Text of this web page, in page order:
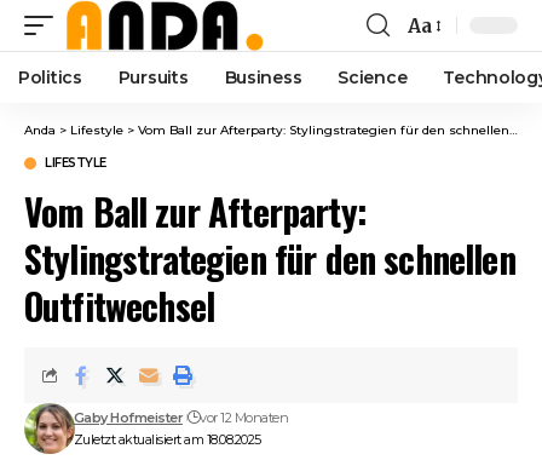
Font
Resizer
Aa
Politics Pursuits Business Science
Anda > Lifestyle > Vom Ball zur Afterparty: Stylingstrategien für den schnellen Outfitwechsel
LIFESTYLE
Vom Ball zur Afterparty:
Stylingstrategien für den schnellen
Outfitwechsel
Zuletzt aktualisiert am 18.08.2025
Gaby Hofmeister vor 12 Monaten